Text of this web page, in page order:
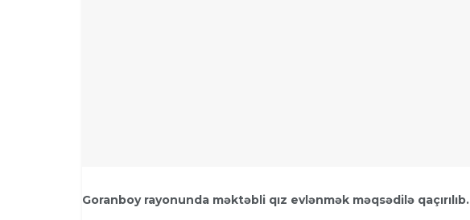
Goranboy rayonunda məktəbli qız evlənmək məqsədilə qaçırılıb.